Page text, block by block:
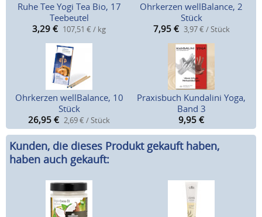
Ruhe Tee Yogi Tea Bio, 17
Teebeutel
3,29 € 107,51 € / kg
Ohrkerzen wellBalance, 2
Stück
7,95 € 3,97 € / Stück
Ohrkerzen wellBalance, 10
Stück
26,95 € 2,69 € / Stück
Praxisbuch Kundalini Yoga,
Band 3
9,95 €
Kunden, die dieses Produkt gekauft haben,
haben auch gekauft: